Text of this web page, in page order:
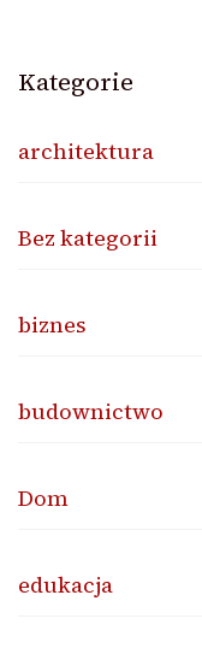
Kategorie
architektura
Bez kategorii
biznes
budownictwo
Dom
edukacja